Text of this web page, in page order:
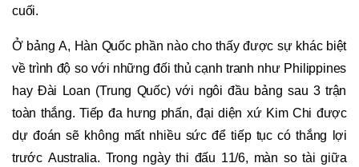
cuối.
Ở bảng A, Hàn Quốc phần nào cho thấy được sự khác biệt
về trình độ so với những đối thủ cạnh tranh như Philippines
hay Đài Loan (Trung Quốc) với ngôi đầu bảng sau 3 trận
toàn thắng. Tiếp đa hưng phấn, đại diện xứ Kim Chi được
dự đoán sẽ không mất nhiều sức để tiếp tục có thắng lợi
trước Australia. Trong ngày thi đấu 11/6, màn so tài giữa